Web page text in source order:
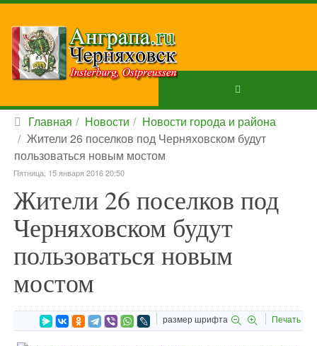
Главная Новости
Новости города и района
Жители 26 поселков под Черняховском будут
пользоваться новым мостом
Пятница, 15 января 2016 20:50
Жители 26 поселков под
Черняховском будут
пользоваться новым
мостом
размер шрифта Печать